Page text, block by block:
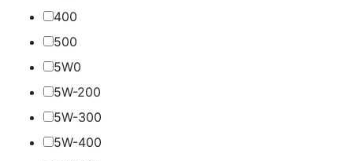
400
500
5W0
5W-200
5W-300
5W-400